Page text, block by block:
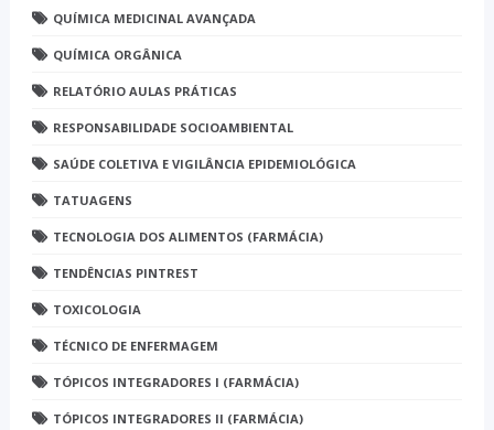
QUÍMICA MEDICINAL AVANÇADA
QUÍMICA ORGÂNICA
RELATÓRIO AULAS PRÁTICAS
RESPONSABILIDADE SOCIOAMBIENTAL
SAÚDE COLETIVA E VIGILÂNCIA EPIDEMIOLÓGICA
TATUAGENS
TECNOLOGIA DOS ALIMENTOS (FARMÁCIA)
TENDÊNCIAS PINTREST
TOXICOLOGIA
TÉCNICO DE ENFERMAGEM
TÓPICOS INTEGRADORES I (FARMÁCIA)
TÓPICOS INTEGRADORES II (FARMÁCIA)